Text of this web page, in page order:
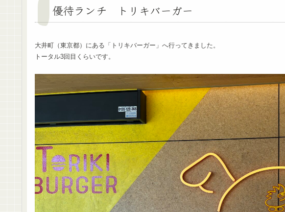
優待ランチ トリキバーガー
大井町（東京都）にある「トリキバーガー」へ行ってきました。
トータル3回目くらいです。